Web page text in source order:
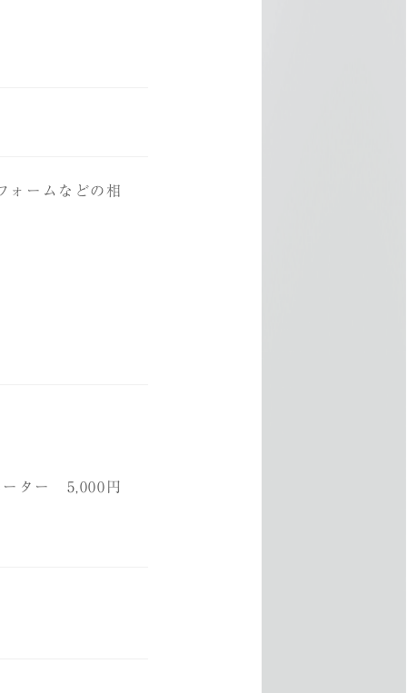
ォームなどの相
ター 5,000円